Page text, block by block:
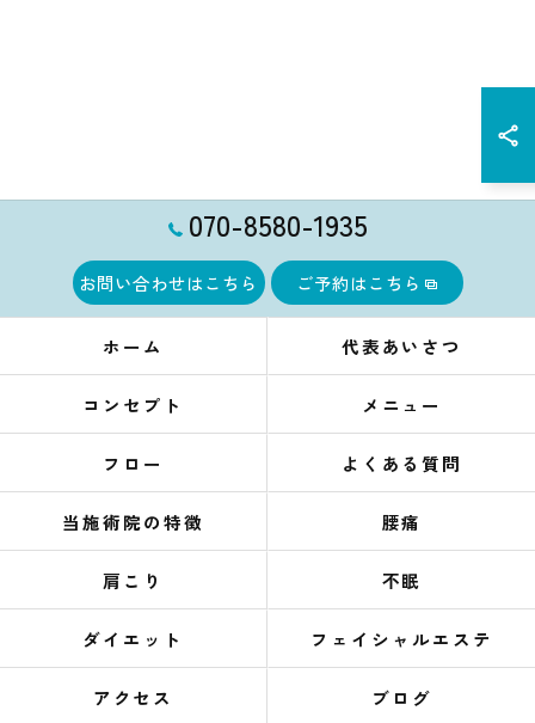
070-8580-1935
お問い合わせはこちら ご予約はこちら
ホーム 代表あいさつ
コンセプト メニュー
フロー よくある質問
当施術院の特徴 腰痛
肩こり 不眠
ダイエット フェイシャルエステ
アクセス ブログ